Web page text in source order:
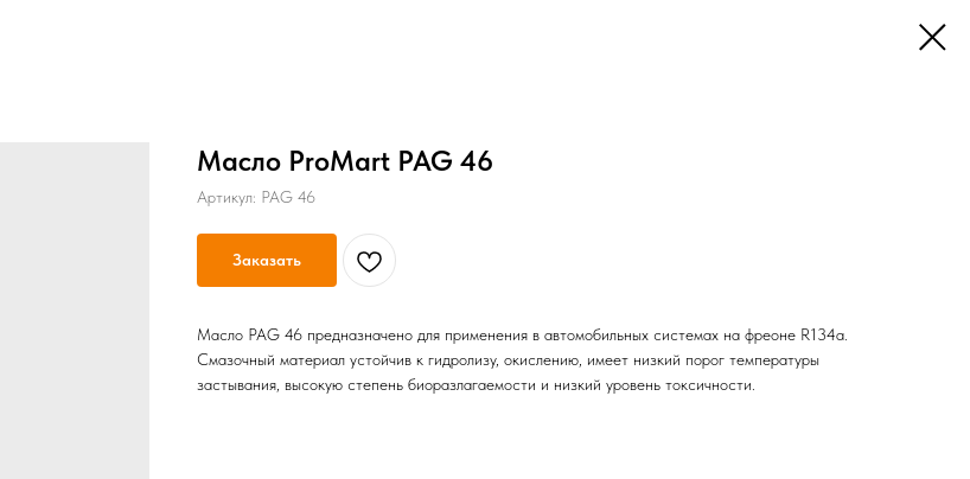
Масло ProMart PAG 46
Артикул: PAG 46
Заказать
Масло PAG 46 предназначено для применения в автомобильных системах на фреоне R134a.
Смазочный материал устойчив к гидролизу, окислению, имеет низкий порог температуры
застывания, высокую степень биоразлагаемости и низкий уровень токсичности.